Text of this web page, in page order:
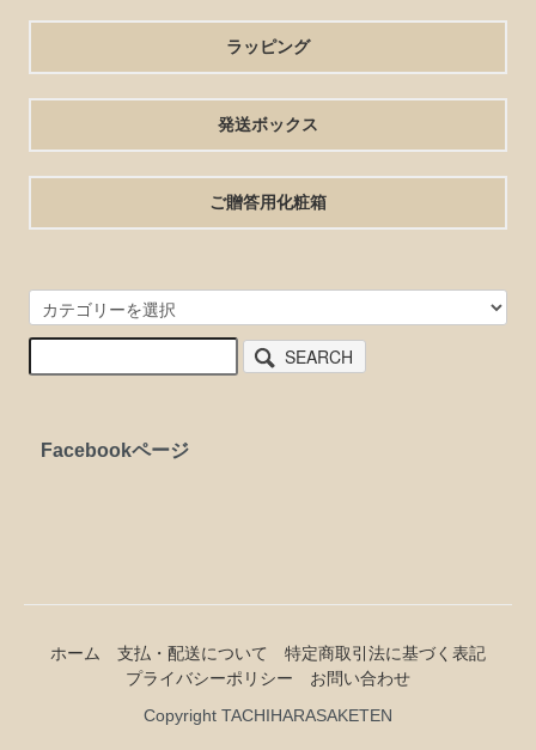
ラッピング
発送ボックス
ご贈答用化粧箱
SEARCH
Facebookページ
ホーム 支払・配送について
特定商取引法に基づく表記
プライバシーポリシー
お問い合わせ
Copyright TACHIHARASAKETEN